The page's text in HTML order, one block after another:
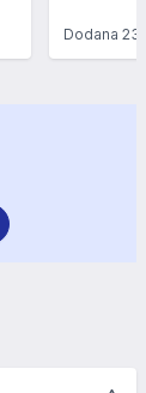
Dodana23